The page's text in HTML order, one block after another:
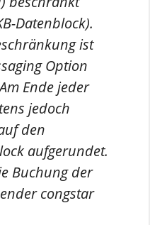
Datenblock).
ist
Option
Ende jeder
jedoch
den
aufgerundet.
Buchung der
congstar